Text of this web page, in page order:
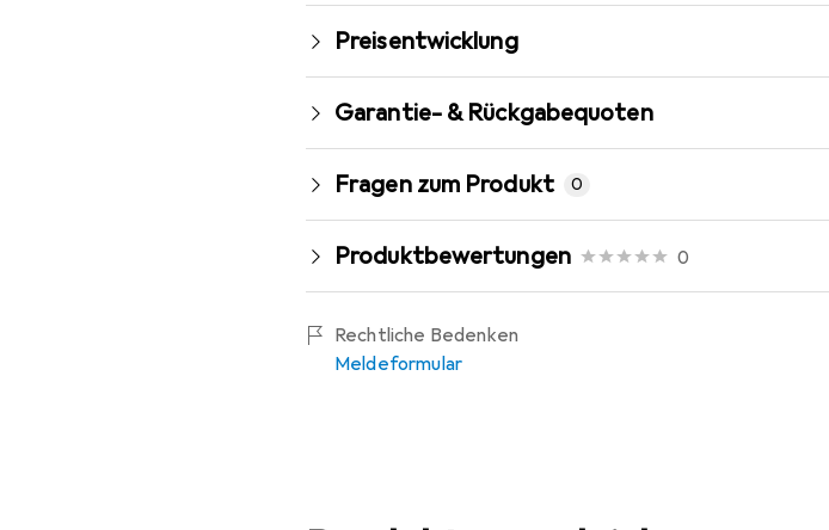
Preisentwicklung
Garantie- & Rückgabequoten
Fragen zum Produkt 0
Produktbewertungen 0
Rechtliche Bedenken
Meldeformular